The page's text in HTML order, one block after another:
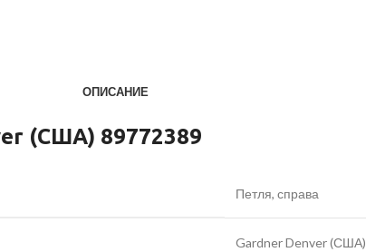
ОПИСАНИЕ
(США) 89772389
Петля, справа
Gardner Denver (США)